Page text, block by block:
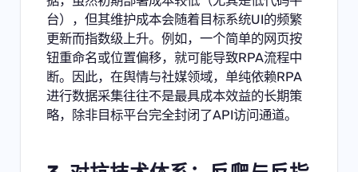
台），但其维护成本会随着目标系统UI的频繁
更新而指数级上升。例如，一个简单的网页按
钮重命名或位置偏移，就可能导致RPA流程中
断。因此，在舆情与社媒领域，单纯依赖RPA
进行数据采集往往不是最具成本效益的长期策
略，除非目标平台完全封闭了API访问通道。